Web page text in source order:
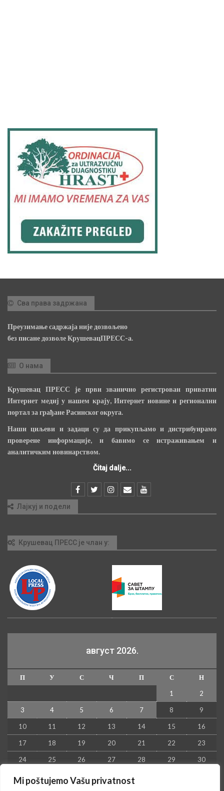
Mi poštujemo Vašu privatnost
Сва права задржана
Преузимање садржаја није дозвољено
без писане дозволе КрушевацПРЕСС-а.
О нама
Крушевац ПРЕСС је први званично регистрован приватни
Интернет медиј у нашем крају, Интернет новине и регионални
портал за грађане Расинског округа.
Наши циљеви и задаци су да прикупљамо и дистрибуирамо
проверене информације, и бавимо се истраживањем и
аналитичким новинарством.
Čitaj dalje...
Лајкуј и подели
Крушевац ПРЕСС је члан у:
август 2026.
П У С Ч П С
Н
1
2
3 4 5 6 7 8 9
10 11 12 13 14 15 16
17 18 19 20 21 22 23
24 25 26 27 28 29 30
31